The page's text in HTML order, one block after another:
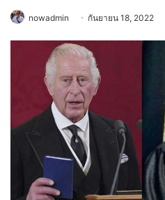
nowadmin กันยายน 18, 2022